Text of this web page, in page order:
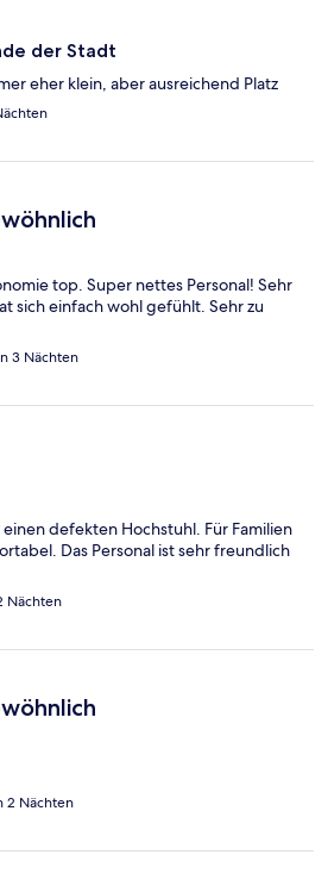
der Stadt
eher klein, aber ausreichend Platz
top. Super nettes Personal! Sehr
sich einfach wohl gefühlt. Sehr zu
3 Nächten
defekten Hochstuhl. Für Familien
Das Personal ist sehr freundlich
Nächten
2 Nächten